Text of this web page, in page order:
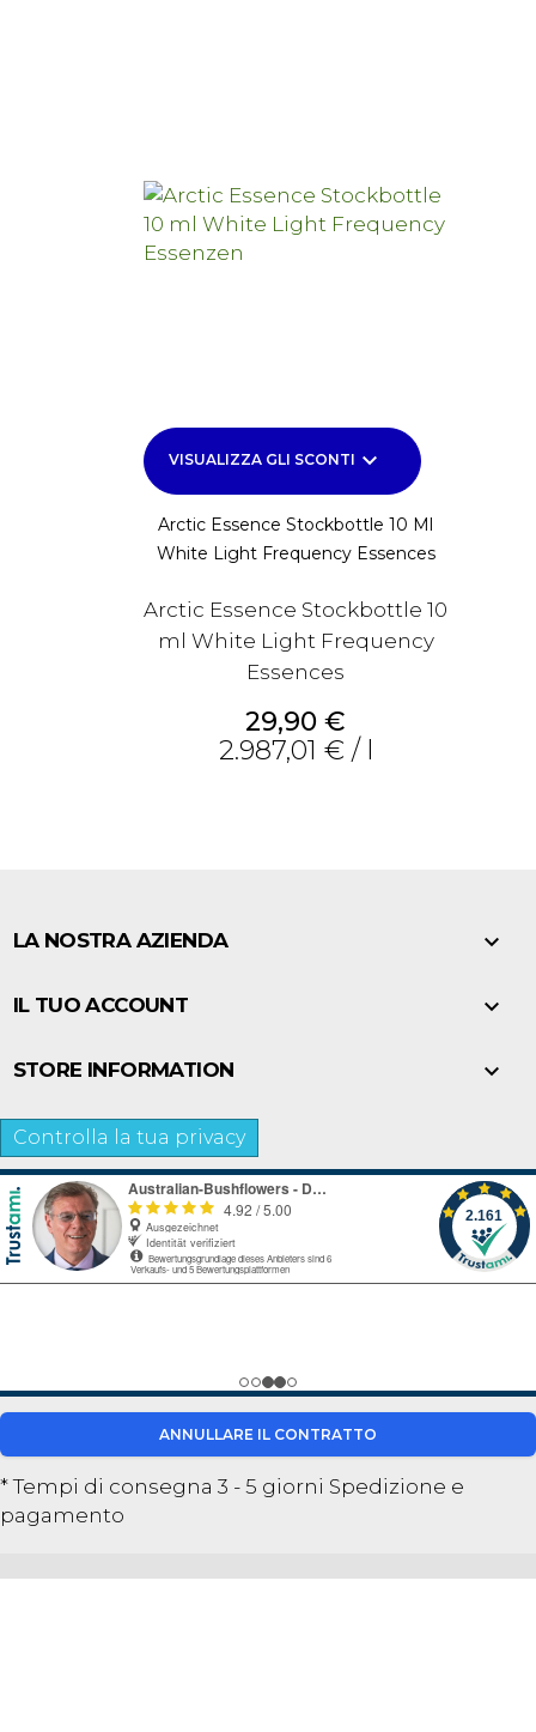
VISUALIZZA GLI SCONTI keyboard_arrow_down
Arctic Essence Stockbottle 10 Ml
White Light Frequency Essences
Arctic Essence Stockbottle 10
ml White Light Frequency
Essences
Prezzo
29,90 €
2.987,01 € / l
LA NOSTRA AZIENDA 
IL TUO ACCOUNT 
STORE INFORMATION 
Controlla la tua privacy
ANNULLARE IL CONTRATTO
* Tempi di consegna 3 - 5 giorni Spedizione e
pagamento